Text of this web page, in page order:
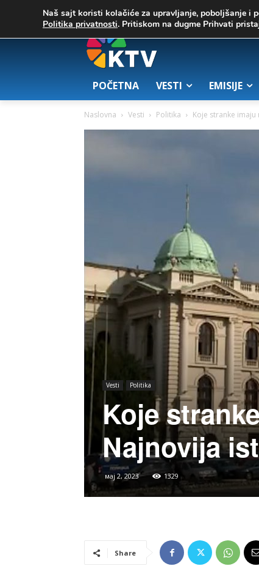
25.7 Zrenjanin 02. август 2026.
POČETNA VESTI EMISIJE
Naslovna Vesti Politika Koje stranke
Vesti Politika
Koje
Najnovija
мај 2, 2023 1329
Share
Naš sajt koristi kolačiće za upravljanje, poboljšanje i
Politika privatnosti. Pritiskom na dugme Prihvati